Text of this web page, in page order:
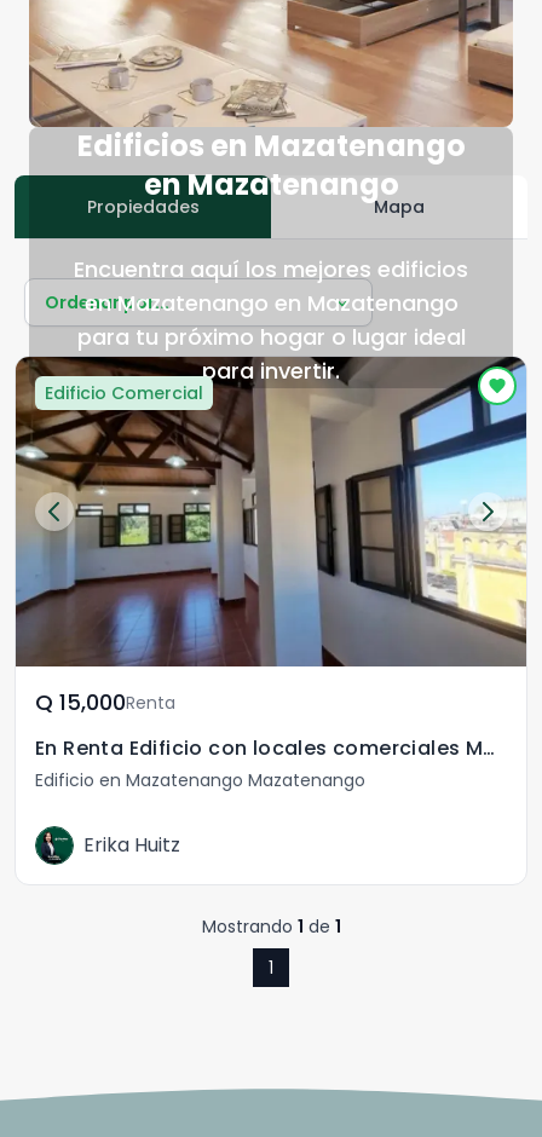
Edificios en Mazatenango
en Mazatenango
Encuentra aquí los mejores edificios
en Mazatenango en Mazatenango
para tu próximo hogar o lugar ideal
para invertir.
Propiedades Mapa
Ordenar por...
Edificio Comercial
Q	15,000Renta
En Renta Edificio con locales comerciales Mazatenango
Edificio en Mazatenango Mazatenango
Erika Huitz
Mostrando 1 de 1
1